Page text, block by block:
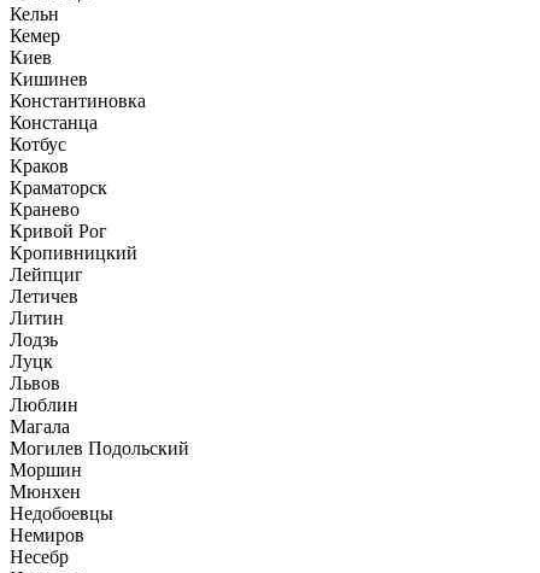
Кельн
Кемер
Киев
Кишинев
Константиновка
Констанца
Котбус
Краков
Краматорск
Кранево
Кривой Рог
Кропивницкий
Лейпциг
Летичев
Литин
Лодзь
Луцк
Львов
Люблин
Магала
Могилев Подольский
Моршин
Мюнхен
Недобоевцы
Немиров
Несебр